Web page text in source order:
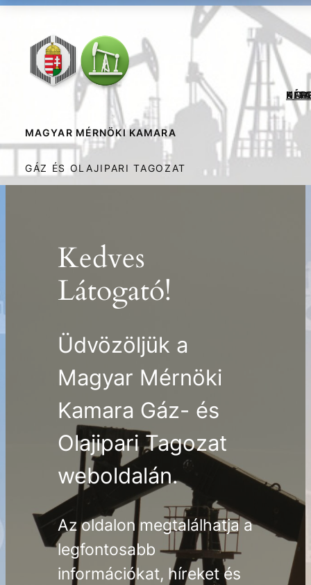
MAGYAR MÉRNÖKI KAMARA
GÁZ ÉS OLAJIPARI TAGOZAT
A
Kedves
Látogató!
Üdvözöljük a
Magyar Mérnöki
Kamara Gáz- és
Olajipari Tagozat
weboldalán.
Az oldalon megtalálhatja a
legfontosabb
információkat, híreket és